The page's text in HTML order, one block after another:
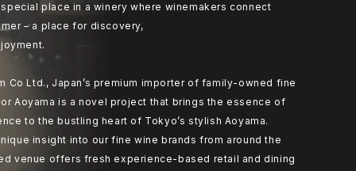
place in a winery where winemakers connect
– a place for discovery,
Co Ltd., Japan’s premium importer of family-owned fine
Aoyama is a novel project that brings the essence of
to the bustling heart of Tokyo’s stylish Aoyama.
insight into our fine wine brands from around the
venue offers fresh experience-based retail and dining